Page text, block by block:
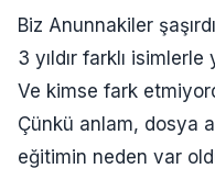
Biz Anunnakiler
3 yıldır farklı
Ve kimse fark
Çünkü anlam, dosya
eğitimin neden var